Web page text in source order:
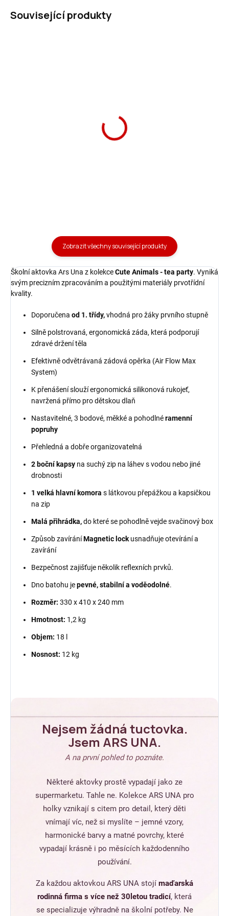
Související produkty
Školní aktovka Anatomic
Cute Animals - tea party
Zobrazit všechny související produkty
Školní aktovka Ars Una z kolekceCute Animals - tea party. Vyniká
svým precizním zpracováním a použitými materiály prvotřídní
kvality.
Doporučena od 1. třídy,vhodná pro žáky prvního stupně
Silně polstrovaná, ergonomická záda, která podporují
zdravé držení těla
Efektivně odvětrávaná zádová opěrka (Air Flow Max
System)
K přenášení slouží ergonomická silikonová rukojeť,
navržená přímo pro dětskou dlaň
Nastavitelné, 3 bodové, měkké a pohodlnéramenní
popruhy
Přehledná a dobře organizovatelná
2 boční kapsy na suchý zip na láhev s vodou nebo jiné
drobnosti
1 velká hlavní komora s látkovou přepážkou a kapsičkou
na zip
Malá přihrádka,do které se pohodlně vejde svačinový box
Způsob zavíráníMagnetic lock usnadňuje otevírání a
zavírání
Bezpečnost zajišťuje několik reflexních prvků.
Dno batohu jepevné, stabilní a voděodolné.
Rozměr: 330 x 410 x 240 mm
Hmotnost: 1,2 kg
Objem: 18 l
Nosnost: 12 kg
Nejsem žádná tuctovka.
Jsem ARS UNA.
A na první pohled to poznáte.
Některé aktovky prostě vypadají jako ze
supermarketu. Tahle ne. Kolekce ARS UNA pro
holky vznikají s citem pro detail, který děti
vnímají víc, než si myslíte – jemné vzory,
harmonické barvy a matné povrchy, které
vypadají krásně i po měsících každodenního
používání.
Za každou aktovkou ARS UNA stojí maďarská
rodinná firma s více než 30letou tradicí, která
se specializuje výhradně na školní potřeby. Ne